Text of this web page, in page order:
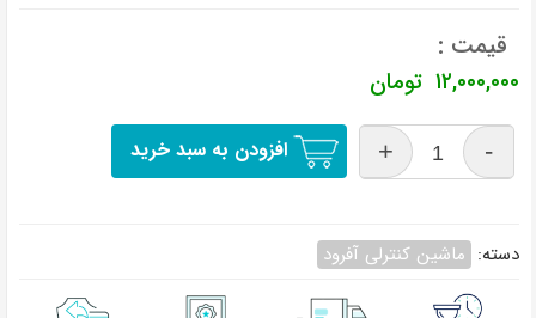
قیمت :
۱۲,۰۰۰,۰۰۰ تومان
افزودن به سبد خرید
دسته: ماشین کنترلی آفرود